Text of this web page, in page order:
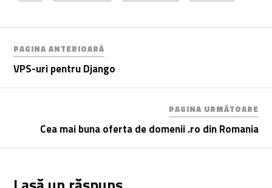
PAGINA ANTERIOARĂ
VPS-uri pentru Django
PAGINA URMĂTOARE
Cea mai buna oferta de domenii .ro din Romania